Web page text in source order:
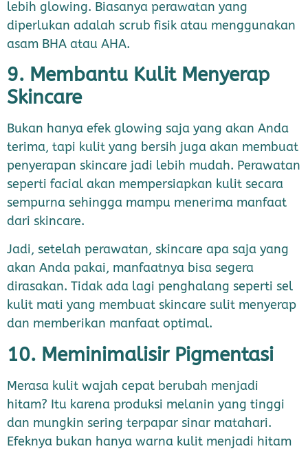
lebih glowing. Biasanya perawatan yang
diperlukan adalah scrub fisik atau menggunakan
asam BHA atau AHA.
9. Membantu Kulit Menyerap
Skincare
Bukan hanya efek glowing saja yang akan Anda
terima, tapi kulit yang bersih juga akan membuat
penyerapan skincare jadi lebih mudah. Perawatan
seperti facial akan mempersiapkan kulit secara
sempurna sehingga mampu menerima manfaat
dari skincare.
Jadi, setelah perawatan, skincare apa saja yang
akan Anda pakai, manfaatnya bisa segera
dirasakan. Tidak ada lagi penghalang seperti sel
kulit mati yang membuat skincare sulit menyerap
dan memberikan manfaat optimal.
10. Meminimalisir Pigmentasi
Merasa kulit wajah cepat berubah menjadi
hitam? Itu karena produksi melanin yang tinggi
dan mungkin sering terpapar sinar matahari.
Efeknya bukan hanya warna kulit menjadi hitam